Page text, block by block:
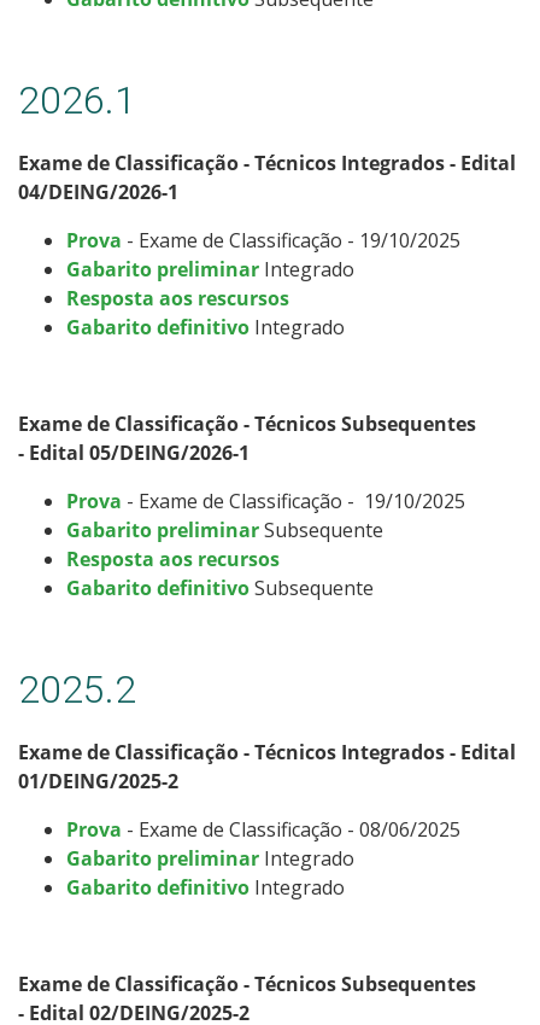
Transferências e Retornos
Provas e Gabaritos
Estatísticas dos Processos Seletivos
2026.1
Exame de Classificação - Técnicos Integrados - Edital
04/DEING/2026-1
Prova - Exame de Classificação - 19/10/2025
Gabarito preliminar Integrado
Resposta aos rescursos
Gabarito definitivo Integrado
Exame de Classificação - Técnicos Subsequentes
- Edital 05/DEING/2026-1
Prova - Exame de Classificação - 19/10/2025
Gabarito preliminarSubsequente
Resposta aos recursos
Gabarito definitivoSubsequente
2025.2
Exame de Classificação - Técnicos Integrados - Edital
01/DEING/2025-2
Prova - Exame de Classificação - 08/06/2025
Gabarito preliminar Integrado
Gabarito definitivo Integrado
Exame de Classificação - Técnicos Subsequentes
- Edital 02/DEING/2025-2